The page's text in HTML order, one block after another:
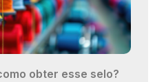
obter esse selo?